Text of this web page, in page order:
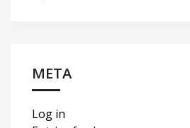
META
Log in